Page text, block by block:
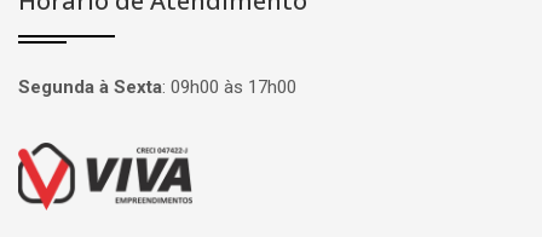
Segunda à Sexta: 09h00 às 17h00
Página inicial